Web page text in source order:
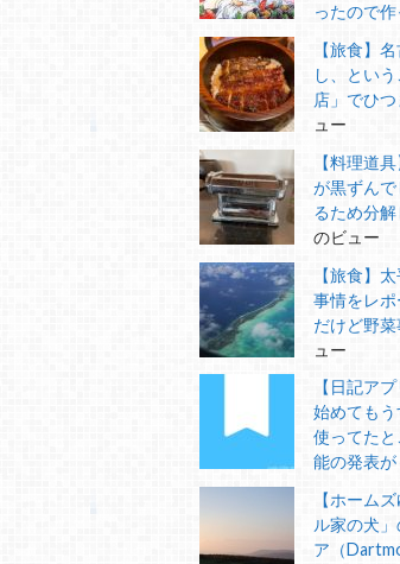
ったので作
【旅食】
し、とい
店」でひつ
ュー
【料理道
が黒ずん
るため分解
のビュー
【旅食】
事情をレ
だけど野菜
ュー
【日記ア
始めても
使ってた
能の発表が
【ホーム
ル家の犬
ア（